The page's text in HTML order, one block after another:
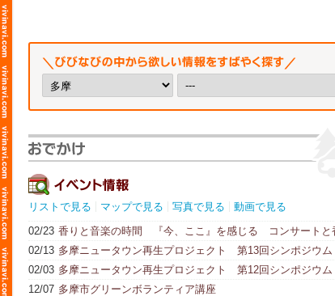
リストで見る マップで見る 写真で見る
動画で見る
02/23 香りと音楽の時間 『今、ここ』を感じる コンサートと
ワークショップ
02/13 多摩ニュータウン再生プロジェクト 第13回シンポジウム
02/03 多摩ニュータウン再生プロジェクト 第12回シンポジウム
12/07 多摩市グリーンボランティア講座